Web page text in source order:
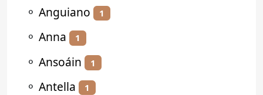
⚬ Anguiano 1
⚬ Anna 1
⚬ Ansoáin 1
⚬ Antella 1